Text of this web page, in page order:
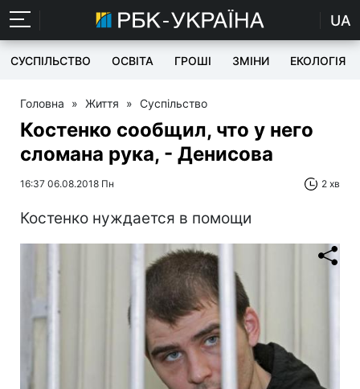
UA
СУСПІЛЬСТВО ОСВІТА ГРОШІ ЗМІНИ ЕКОЛОГІЯ
Головна » Життя » Суспільство
Костенко сообщил, что у него
сломана рука, - Денисова
16:37 06.08.2018 Пн 2 хв
Костенко нуждается в помощи